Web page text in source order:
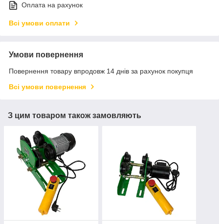
Оплата на рахунок
Всі умови оплати
Умови повернення
Повернення товару впродовж 14 днів за рахунок покупця
Всі умови повернення
З цим товаром також замовляють